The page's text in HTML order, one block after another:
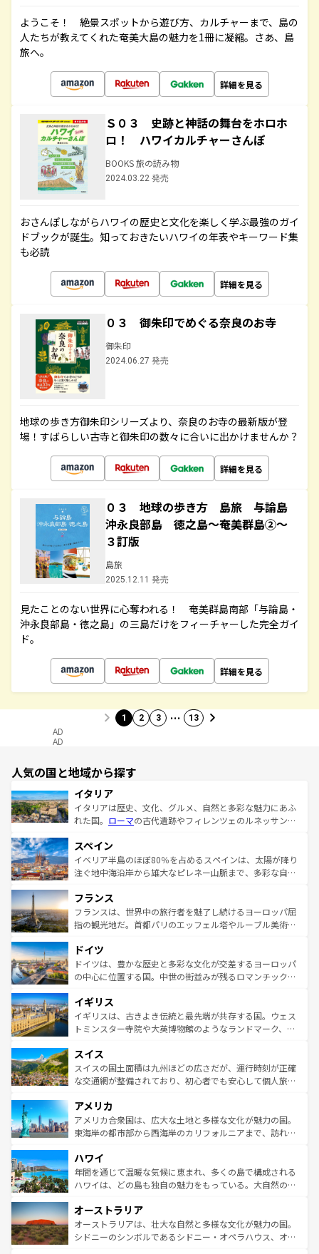
ようこそ！ 絶景スポットから遊び方、カルチャーまで、島の
人たちが教えてくれた奄美大島の魅力を1冊に凝縮。さあ、島
旅へ。
詳細を見る
Ｓ０３ 史跡と神話の舞台をホロホ
ロ！ ハワイカルチャーさんぽ
BOOKS 旅の読み物
2024.03.22 発売
おさんぽしながらハワイの歴史と文化を楽しく学ぶ最強のガイ
ドブックが誕生。知っておきたいハワイの年表やキーワード集
も必読
詳細を見る
０３ 御朱印でめぐる奈良のお寺
御朱印
2024.06.27 発売
地球の歩き方御朱印シリーズより、奈良のお寺の最新版が登
場！すばらしい古寺と御朱印の数々に合いに出かけませんか？
詳細を見る
０３ 地球の歩き方 島旅 与論島
沖永良部島 徳之島～奄美群島②～
３訂版
島旅
2025.12.11 発売
見たことのない世界に心奪われる！ 奄美群島南部「与論島・
沖永良部島・徳之島」の三島だけをフィーチャーした完全ガイ
ド。
詳細を見る
1 2 3 … 13
AD
AD
人気の国と地域から探す
イタリア
イタリアは歴史、文化、グルメ、自然と多彩な魅力にあふ
れた国。 ローマの古代遺跡やフィレンツェのルネッサンス
ろん、トスカーナの美しい田園風景やアマルフィ海岸の絶
景など、自然景観も見逃せない。観光の合間には、本場の
ピザやパスタなど、絶品のイタリア料理を堪能することも
ませてくれるイタリアで、忘れられない旅をしてみよう！
なお、新着のイタリア情報はコンテンツ一覧 を参照してほ
しい。
スペイン
イベリア半島のほぼ80％を占めるスペインは、太陽が降り
注ぐ地中海沿岸から雄大なピレネー山脈まで、多彩な自然
文化が根付くこの国では、情熱的なフラメンコ、熱気あふ
れる闘牛、そして美味しいタパスが生活の一部となってい
る。首都マドリードの洗練された雰囲気や、バルセロナの
の城塞都市、穏やかなビーチリゾートまで多彩な表情を見
せる。地方によって風土や気候が異なるスペインはその個
性で訪れる人を魅了する。 なお、新着のスペイン情報はコ
フランス
フランスは、世界中の旅行者を魅了し続けるヨーロッパ屈
指の観光地だ。首都パリのエッフェル塔やルーブル美術館
で、幅広い魅力が詰まっている。華麗な宮殿、歴史的な大
聖堂、美しいビーチ、そして豊かな自然が、訪れる者を心
から魅了する。また、フランスは美食の国としても知ら
いる。シャンパンの発祥地であるランス、プロヴァンスの
香り高いラベンダー畑など、多彩な楽しみ方が可能だ。さ
らに、パリ以外の地域にも魅力が溢れており、どの街角に
れる地方に足を運ぶとそれぞれで全く異なる文化を体験で
きるだろう。 なお、新着のフランス情報はコンテンツ一覧
を参照してほしい。
ドイツ
ドイツは、豊かな歴史と多彩な文化が交差するヨーロッパ
の中心に位置する国。中世の街並みが残るロマンチック街
顔を持つこの国は、どこを歩いても飽きることがない。ベ
ルリンの文化的活気、バイエルン州のアルプスの絶景、そ
してライン川沿いのワイン畑といった風景は必見。ビール
は、お酒好きな人にはぜひ体験してほしい。 なお、新着の
ドイツ情報はコンテンツ一覧を参照してほしい。
イギリス
イギリスは、古きよき伝統と最先端が共存する国。ウェス
トミンスター寺院や大英博物館のようなランドマーク、歴
リアごとに異なる魅力がある。また、優雅なアフタヌーン
ティー、ビール好きにはたまらない英国パブ、サッカー観
戦など、本場だからこそできる体験も豊富。イギリスを旅
ンツ一覧を参照してほしい。
スイス
スイスの国土面積は九州ほどの広さだが、運行時刻が正確
な交通網が整備されており、初心者でも安心して個人旅行
の建物がそのまま残る町や、スイスならではのユニークな
博物館もあり、アルプス観光だけでなく町歩きも満喫する
ことができる。国民の所得が高いため物価も高いが、旅行
ば市内交通費無料で観光を楽しむこともできる。 なお、新
着のスイス情報はコンテンツ一覧 を参照してほしい。
アメリカ
アメリカ合衆国は、広大な土地と多様な文化が魅力の国。
東海岸の都市部から西海岸のカリフォルニアまで、訪れる
のような巨大都市は、観光、ショッピング、エンターテイ
ンメントが詰まった刺激的なスポットだ。一方、アメリカ
西部には大自然が広がり、グランドキャニオンやイエロー
部のニューオーリンズでは、音楽と美食が融合した独特の
文化が魅力。旅行者はアメリカの各地域で異なる魅力を楽
しみながら、その多様性と豊かな歴史を感じることができ
ハワイ
年間を通じて温暖な気候に恵まれ、多くの島で構成される
ハワイは、どの島も独自の魅力をもっている。大自然の神
ワイ島は見逃せない。また、定番の観光地といえばオアフ
島だが、静かな自然を求めるならマウイ島やカウアイ島が
おすすめ。エメラルドグリーンに輝く海をはじめ、豊かな
オーストラリア
オーストラリアは、壮大な自然と多様な文化が魅力の国。
シドニーのシンボルであるシドニー・オペラハウス、オー